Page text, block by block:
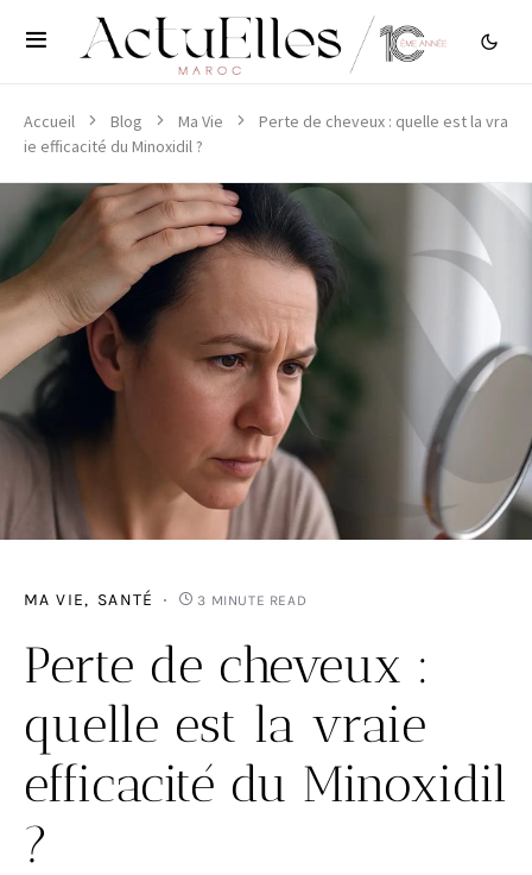
Accueil Blog Ma Vie
Perte de cheveux : quelle est la vra
ie efficacité du Minoxidil ?
MA VIE SANTÉ 3 MINUTE READ
Perte de cheveux :
quelle est la vraie
efficacité du Minoxidil
?